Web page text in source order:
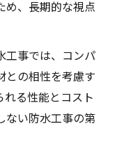
の比較ポイン
き比較ポイン
を見極める方
め、長期的な視点
工事では、コンパ
との相性を考慮す
る性能とコスト
ない防水工事の第